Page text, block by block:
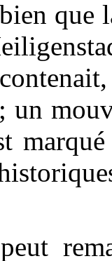
que
un